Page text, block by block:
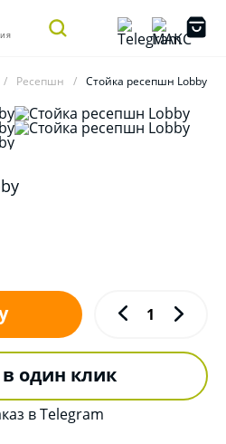
Ресепшн Стойка ресепшн Lobby
один клик
в Telegram